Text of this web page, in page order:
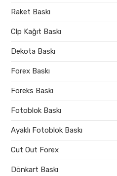
Raket Baskı
Clp Kağıt Baskı
Dekota Baskı
Forex Baskı
Foreks Baskı
Fotoblok Baskı
Ayaklı Fotoblok Baskı
Cut Out Forex
Dönkart Baskı